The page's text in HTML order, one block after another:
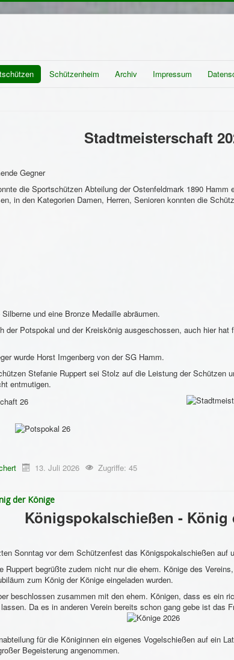
Schützenheim Archiv Impressum
Stadtmeisterschaft
Gegner
die Sportschützen Abteilung der Ostenfeldmark 1890
in den Kategorien Damen, Herren, Senioren konnten die
und eine Bronze Medaille abräumen.
der Potspokal und der Kreiskönig ausgeschossen, auch hier
wurde Horst Imgenberg von der SG Hamm.
Stefanie Ruppert sei Stolz auf die Leistung der Schützen
entmutigen.
13. Juli 2026 Zugriffe: 45
der Könige
Königspokalschießen - König
Sonntag vor dem Schützenfest das Königspokalschießen auf
Ruppert begrüßte zudem nicht nur die ehem. Könige des
zum König der Könige eingeladen wurden.
beschlossen zusammen mit den ehem. Königen, dass es ein
Da es in anderen Verein bereits schon gang gebe ist das
für die Königinnen ein eigenes Vogelschießen auf ein
Begeisterung angenommen.